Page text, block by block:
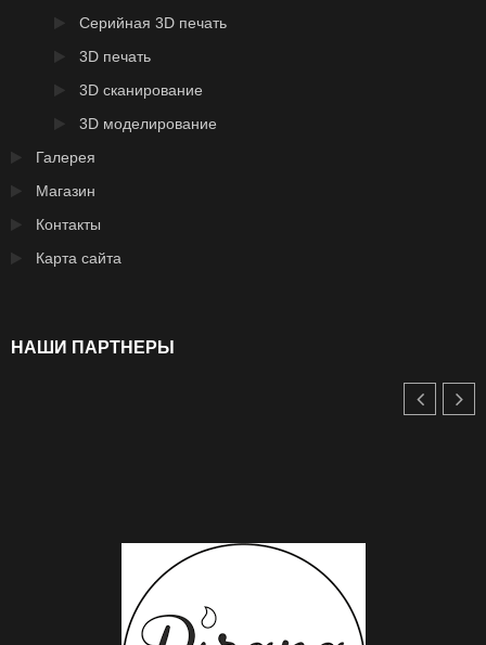
Серийная 3D печать
3D печать
3D сканирование
3D моделирование
Галерея
Магазин
Контакты
Карта сайта
НАШИ ПАРТНЕРЫ